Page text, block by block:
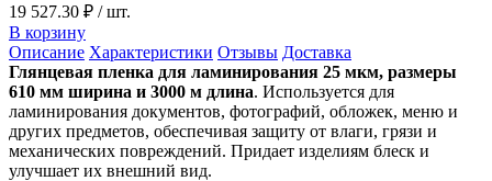
19 527.30 ₽ / шт.
В корзину
Описание Характеристики Отзывы Доставка
Глянцевая пленка для ламинирования 25 мкм, размеры
610 мм ширина и 3000 м длина. Используется для
ламинирования документов, фотографий, обложек, меню и
других предметов, обеспечивая защиту от влаги, грязи и
механических повреждений. Придает изделиям блеск и
улучшает их внешний вид.